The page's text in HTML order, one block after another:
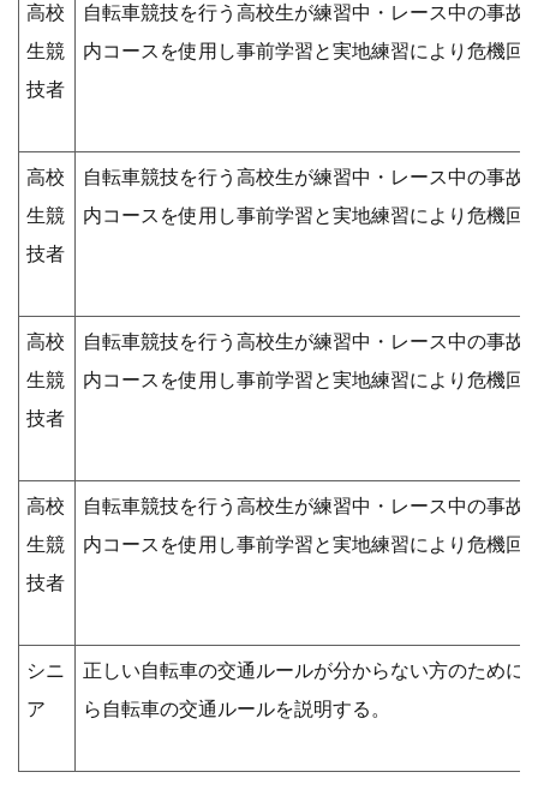
高校
生競
技者
自転車競技を行う高校生が練習中・レース中の事故
内コースを使用し事前学習と実地練習により危機回
高校
生競
技者
自転車競技を行う高校生が練習中・レース中の事故
内コースを使用し事前学習と実地練習により危機回
高校
生競
技者
自転車競技を行う高校生が練習中・レース中の事故
内コースを使用し事前学習と実地練習により危機回
高校
生競
技者
自転車競技を行う高校生が練習中・レース中の事故
内コースを使用し事前学習と実地練習により危機回
シニ
ア
正しい自転車の交通ルールが分からない方のために
ら自転車の交通ルールを説明する。